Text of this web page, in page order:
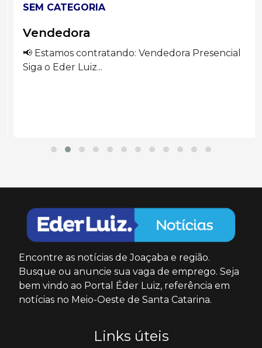
SEM CATEGORIA
Vendedora
📢 Estamos contratando: Vendedora Presencial
Siga o Eder Luiz...
Encontre as notícias de Joaçaba e região.
Busque ou anuncie sua vaga de emprego. Seja
bem vindo ao Portal Éder Luiz, referência em
notícias no Meio-Oeste de Santa Catarina.
Links úteis